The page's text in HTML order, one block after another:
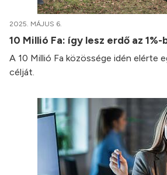
2025. MÁJUS 6.
10 Millió Fa: így lesz erdő az 1%-
A 10 Millió Fa közössége idén elérte
célját.